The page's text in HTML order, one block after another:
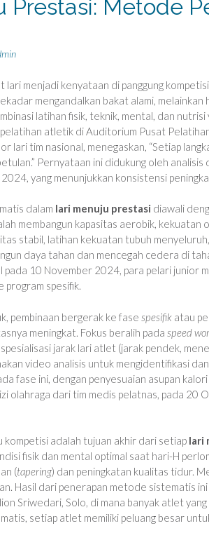
Prestasi: Metode
menjadi kenyataan di panggung
mengandalkan bakat alami,
latihan fisik, teknik, mental, dan
atletik di Auditorium Pusat
lari tim nasional, menegaskan, “Setiap
Pernyataan ini didukung oleh
yang menunjukkan konsistensi
dalam lari menuju prestasi diawali
membangun kapasitas aerobik,
stabil, latihan kekuatan tubuh
daya tahan dan mencegah cedera di
10 November 2024, para pelari junior
program spesifik.
pembinaan bergerak ke fase spesifik atau
meningkat. Fokus beralih pada speed
jarak lari atlet (jarak pendek,
video analisis untuk mengidentifikasi
fase ini, dengan penyesuaian asupan
olahraga dari tim medis pelatnas, pada
kompetisi adalah tujuan akhir dari setiap lari
fisik dan mental optimal saat hari-H
(tapering) dan peningkatan kualitas tidur.
Hasil dari penerapan metode sistematis
Sriwedari, Solo, di mana banyak atlet
setiap atlet memiliki peluang besar